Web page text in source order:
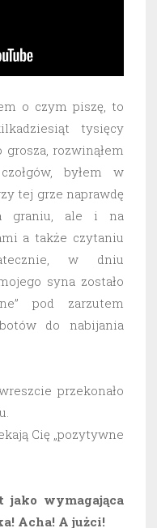
o czym piszę, to
tysięcy
rozwinąłem
byłem w
tej grze naprawdę
graniu, ale i na
a także czytaniu
w dniu
syna zostało
pod zarzutem
do nabijania
przekonało
Cię „pozytywne
jako wymagająca
Acha! A jużci!